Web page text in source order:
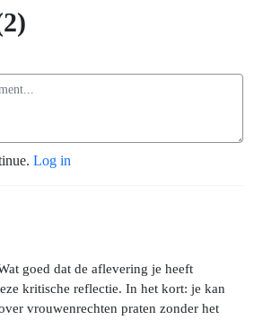
Log in
goed dat de aflevering je heeft
kritische reflectie. In het kort: je kan
vrouwenrechten praten zonder het